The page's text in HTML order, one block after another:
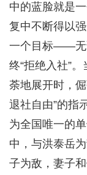
中的蓝脸就是
复中不断得以
一个目标——无
终“拒绝入社”
荼地展开时，
退社自由”的指
为全国唯一的
中，与洪泰岳
子为敌，妻子